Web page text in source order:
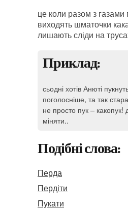
це коли разом з газами
виходять шматочки
лишають сліди на
Приклад:
сьодні хотів Анюті
поголосніше, та так
не просто пук – какопук!
міняти..
Подібні слова:
Перда
Пердіти
Пукати